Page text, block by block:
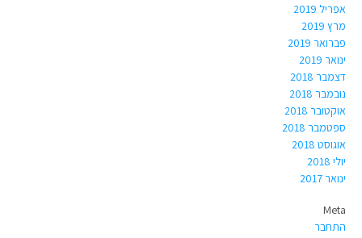
אפריל 2019
מרץ 2019
פברואר 2019
ינואר 2019
דצמבר 2018
נובמבר 2018
אוקטובר 2018
ספטמבר 2018
אוגוסט 2018
יולי 2018
ינואר 2017
Meta
התחבר